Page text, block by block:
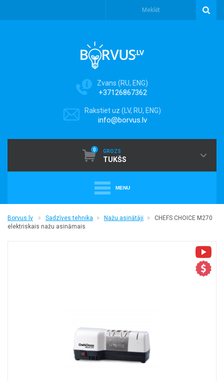
Zvans (RU, ENG)
+37126867362
Rakstiet uz (LV, RU, ENG)
info@borvus.lv
0 GROZS
TUKŠS
MENU
+
PUTEKĻU SŪCĒJI
+
+
Borvus.lv Sadzīves tehnika Nažu asinātāji
CHEFS CHOICE M270
elektriskais nažu asināmais